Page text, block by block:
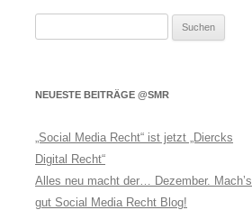
NEUESTE BEITRÄGE @SMR
„Social Media Recht“ ist jetzt „Diercks
Digital Recht“
Alles neu macht der… Dezember. Mach’s
gut Social Media Recht Blog!